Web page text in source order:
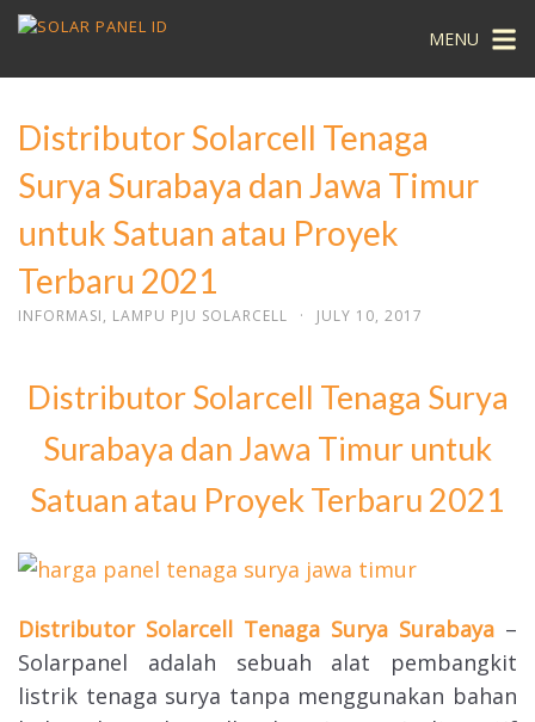
Skip
content
MENU
Distributor Solarcell Tenaga
Surya Surabaya dan Jawa Timur
untuk Satuan atau Proyek
Terbaru 2021
INFORMASI, LAMPU PJU SOLARCELL · JULY 10, 2017
Distributor Solarcell Tenaga Surya
Surabaya dan Jawa Timur untuk
Satuan atau Proyek Terbaru 2021
Distributor Solarcell Tenaga Surya Surabaya –
Solarpanel adalah sebuah alat pembangkit
listrik tenaga surya tanpa menggunakan bahan